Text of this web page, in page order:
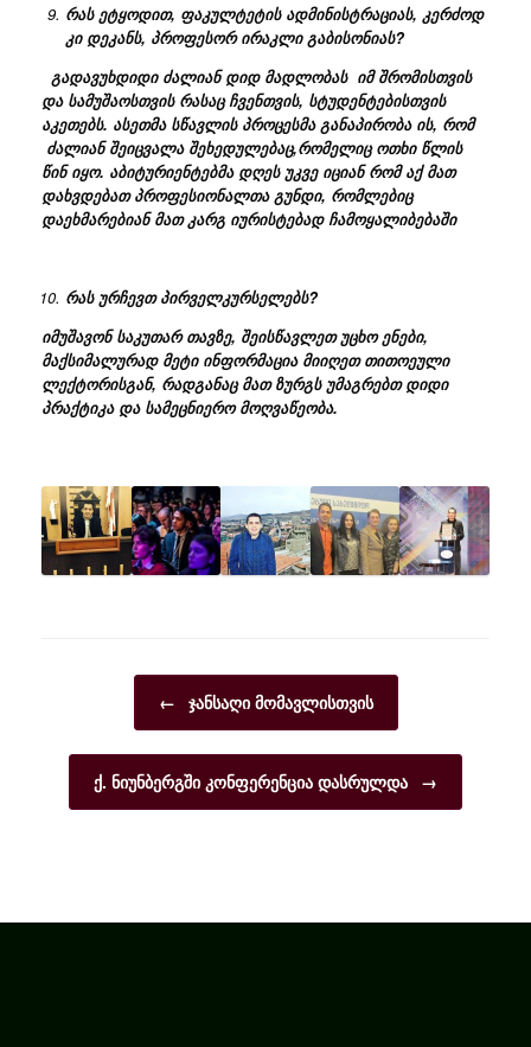
რას ეტყოდით, ფაკულტეტის ადმინისტრაციას, კერძოდ
კი დეკანს, პროფესორ ირაკლი გაბისონიას?
გადავუხდიდი ძალიან დიდ მადლობას იმ შრომისთვის
და სამუშაოსთვის რასაც ჩვენთვის, სტუდენტებისთვის
აკეთებს. ასეთმა სწავლის პროცესმა განაპირობა ის, რომ
ძალიან შეიცვალა შეხედულებაც,რომელიც ოთხი წლის
წინ იყო. აბიტურიენტებმა დღეს უკვე იციან რომ აქ მათ
დახვდებათ პროფესიონალთა გუნდი, რომლებიც
დაეხმარებიან მათ კარგ იურისტებად ჩამოყალიბებაში
რას ურჩევთ პირველკურსელებს?
იმუშავონ საკუთარ თავზე, შეისწავლეთ უცხო ენები,
მაქსიმალურად მეტი ინფორმაცია მიიღეთ თითოეული
ლექტორისგან, რადგანაც მათ ზურგს უმაგრებთ დიდი
პრაქტიკა და სამეცნიერო მოღვაწეობა.
← ჯანსაღი მომავლისთვის
ქ. ნიუნბერგში კონფერენცია დასრულდა →